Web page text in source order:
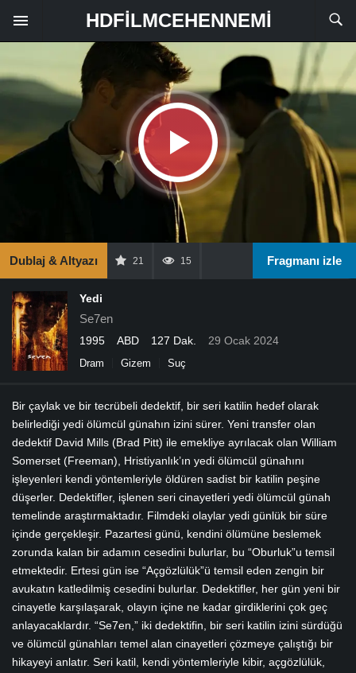
HDFILMCEHENNEMI
Dublaj & Altyazı 21 15 Fragmanı izle
Yedi
Se7en
1995 ABD 127 Dak. 29 Ocak 2024
Dram Gizem Suç
Bir çaylak ve bir tecrübeli dedektif, bir seri katilin hedef olarak
belirlediği yedi ölümcül günahın izini sürer. Yeni transfer olan
dedektif David Mills (Brad Pitt) ile emekliye ayrılacak olan William
Somerset (Freeman), Hristiyanlık’ın yedi ölümcül günahını
işleyenleri kendi yöntemleriyle öldüren sadist bir katilin peşine
düşerler. Dedektifler, işlenen seri cinayetleri yedi ölümcül günah
temelinde araştırmaktadır. Filmdeki olaylar yedi günlük bir süre
içinde gerçekleşir. Pazartesi günü, kendini ölümüne beslemek
zorunda kalan bir adamın cesedini bulurlar, bu “Oburluk”u temsil
etmektedir. Ertesi gün ise “Açgözlülük”ü temsil eden zengin bir
avukatın katledilmiş cesedini bulurlar. Dedektifler, her gün yeni bir
cinayetle karşılaşarak, olayın içine ne kadar girdiklerini çok geç
anlayacaklardır. “Se7en,” iki dedektifin, bir seri katilin izini sürdüğü
ve ölümcül günahları temel alan cinayetleri çözmeye çalıştığı bir
hikayeyi anlatır. Seri katil, kendi yöntemleriyle kibir, açgözlülük,